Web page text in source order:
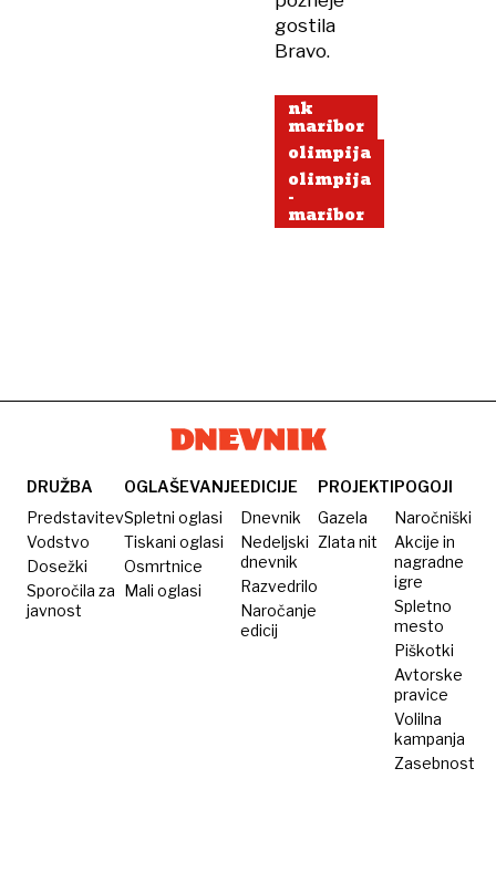
gostila
Bravo.
nk
maribor
olimpija
olimpija
-
maribor
DRUŽBA
Predstavitev
Vodstvo
Dosežki
Sporočila za
javnost
OGLAŠEVANJE
Spletni oglasi
Tiskani oglasi
Osmrtnice
Mali oglasi
EDICIJE
Dnevnik
Nedeljski
dnevnik
Razvedrilo
Naročanje
edicij
PROJEKTI
Gazela
Zlata nit
POGOJI
Naročniški
Akcije in
nagradne
igre
Spletno
mesto
Piškotki
Avtorske
pravice
Volilna
kampanja
Zasebnost